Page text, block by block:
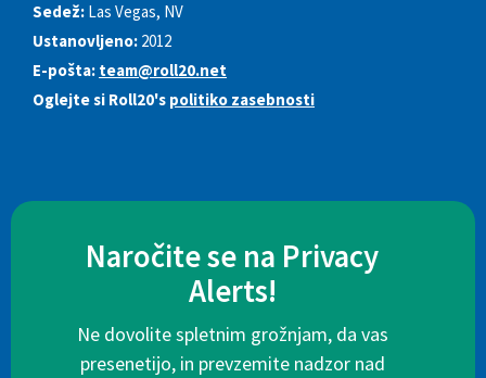
Sedež: Las Vegas, NV
Ustanovljeno: 2012
E-pošta: team@roll20.net
Oglejte si Roll20's politiko zasebnosti
Naročite se na Privacy
Alerts!
Ne dovolite spletnim grožnjam, da vas
presenetijo, in prevzemite nadzor nad